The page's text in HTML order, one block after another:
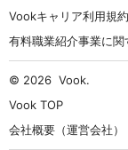
Vookキャリア利用規約
有料職業紹介事業に
© 2026 Vook.
Vook TOP
会社概要（運営会社）